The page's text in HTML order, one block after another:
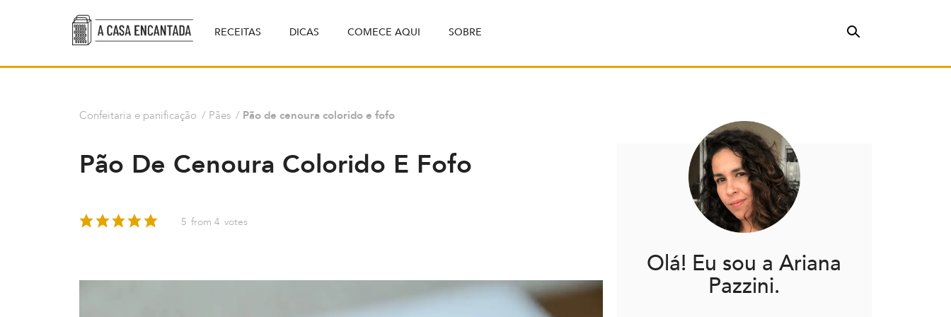
RECEITAS DICAS COMECE AQUI SOBRE
Confeitaria e panificação / Pães / Pão de cenoura colorido e fofo
Pão De Cenoura Colorido E Fofo
5 from 4 votes
Olá! Eu sou a Ariana
Pazzini.